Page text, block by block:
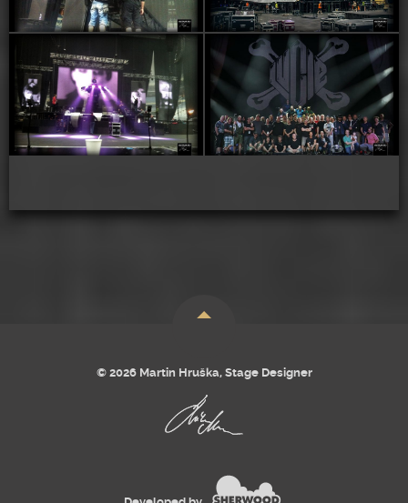
© 2026 Martin Hruška, Stage Designer